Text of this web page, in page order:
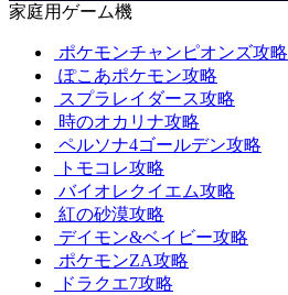
家庭用ゲーム機
ポケモンチャンピオンズ攻略
ぽこあポケモン攻略
スプラレイダース攻略
時のオカリナ攻略
ペルソナ4ゴールデン攻略
トモコレ攻略
バイオレクイエム攻略
紅の砂漠攻略
デイモン&ベイビー攻略
ポケモンZA攻略
ドラクエ7攻略